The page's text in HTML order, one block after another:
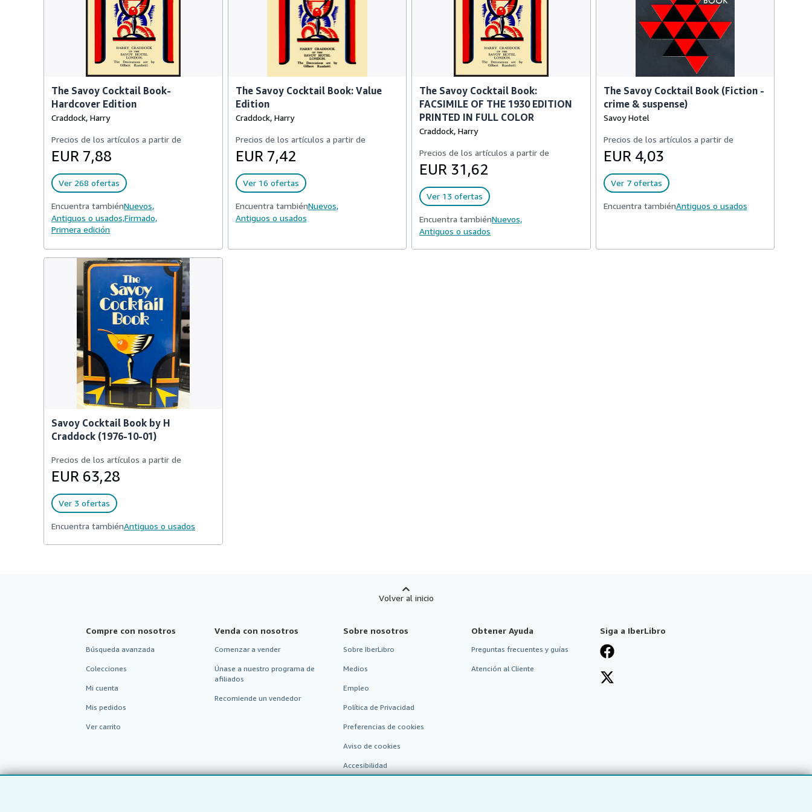
The Savoy Cocktail Book-
Hardcover Edition
Craddock, Harry
Precios de los artículos a partir de
EUR 7,88
Ver 268 ofertas
Encuentra tambiénNuevos,
Antiguos o usados,Firmado,
Primera edición
The Savoy Cocktail Book: Value
Edition
Craddock, Harry
Precios de los artículos a partir de
EUR 7,42
Ver 16 ofertas
Encuentra tambiénNuevos,
Antiguos o usados
The Savoy Cocktail Book:
FACSIMILE OF THE 1930 EDITION
PRINTED IN FULL COLOR
Craddock, Harry
Precios de los artículos a partir de
EUR 31,62
Ver 13 ofertas
Encuentra tambiénNuevos,
Antiguos o usados
The Savoy Cocktail Book (Fiction -
crime & suspense)
Savoy Hotel
Precios de los artículos a partir de
EUR 4,03
Ver 7 ofertas
Encuentra tambiénAntiguos o usados
Savoy Cocktail Book by H
Craddock (1976-10-01)
Precios de los artículos a partir de
EUR 63,28
Ver 3 ofertas
Encuentra tambiénAntiguos o usados
Volver al inicio
Compre con nosotros
Búsqueda avanzada
Colecciones
Mi cuenta
Mis pedidos
Ver carrito
Venda con nosotros
Comenzar a vender
Únase a nuestro programa de
afiliados
Recomiende un vendedor
Sobre nosotros
Sobre IberLibro
Medios
Empleo
Política de Privacidad
Preferencias de cookies
Aviso de cookies
Accesibilidad
Obtener Ayuda
Preguntas frecuentes y guías
Atención al Cliente
Siga a IberLibro